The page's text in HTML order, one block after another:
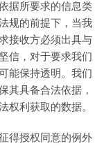
据所要求的信息类
规的前提下，当我
接收方必须出具与
信，对于要求我们
能保持透明。我们
其具备合法依据，
权利获取的数据。
得授权同意的例外